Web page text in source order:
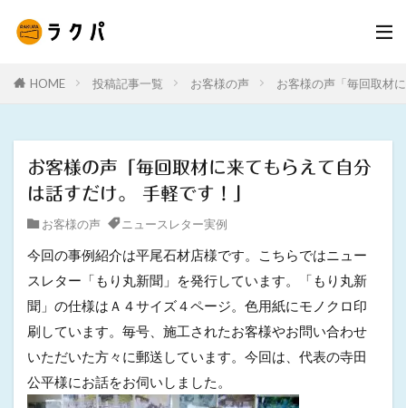
HOME 投稿記事一覧 お客様の声 お客様の声「毎回取材
お客様の声「毎回取材に来てもらえて自分
は話すだけ。 手軽です！」
お客様の声 ニュースレター実例
今回の事例紹介は平尾石材店様です。こちらではニュー
スレター「もり丸新聞」を発行しています。「もり丸新
聞」の仕様はＡ４サイズ４ページ。色用紙にモノクロ印
刷しています。毎号、施工されたお客様やお問い合わせ
いただいた方々に郵送しています。今回は、代表の寺田
公平様にお話をお伺いしました。